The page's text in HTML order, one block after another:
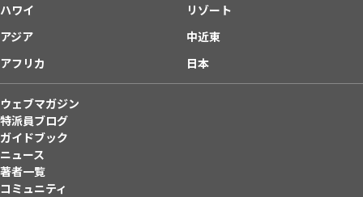
ハワイ
リゾート
アジア
中近東
アフリカ
日本
ウェブマガジン
特派員ブログ
ガイドブック
ニュース
著者一覧
コミュニティ